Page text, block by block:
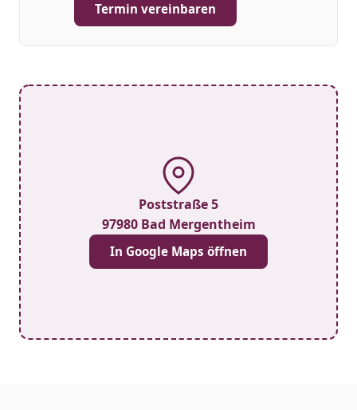
Termin vereinbaren
Poststraße 5
97980 Bad Mergentheim
In Google Maps öffnen